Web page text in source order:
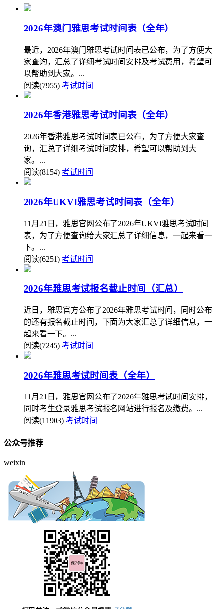
2026年澳门雅思考试时间表（全年）
最近，2026年澳门雅思考试时间表已公布，为了方便大
家查询，汇总了详细考试时间安排及考试费用，希望可
以帮助到大家。...
阅读(7955) 考试时间
2026年香港雅思考试时间表（全年）
2026年香港雅思考试时间表已公布，为了方便大家查
询，汇总了详细考试时间安排，希望可以帮助到大
家。...
阅读(8154) 考试时间
2026年UKVI雅思考试时间表（全年）
11月21日，雅思官网公布了2026年UKVI雅思考试时间
表，为了方便查询给大家汇总了详细信息，一起来看一
下。...
阅读(6251) 考试时间
2026年雅思考试报名截止时间（汇总）
近日，雅思官方公布了2026年雅思考试时间，同时公布
的还有报名截止时间，下面为大家汇总了详细信息，一
起来看一下。...
阅读(7245) 考试时间
2026年雅思考试时间表（全年）
11月21日，雅思官网公布了2026年雅思考试时间安排，
同时考生登录雅思考试报名网站进行报名及缴费。...
阅读(11903) 考试时间
公众号推荐
weixin